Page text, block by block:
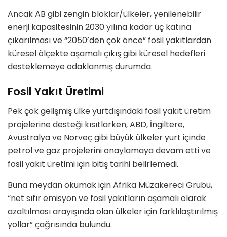
Ancak AB gibi zengin bloklar/ülkeler, yenilenebilir
enerji kapasitesinin 2030 yılına kadar üç katına
çıkarılması ve “2050’den çok önce” fosil yakıtlardan
küresel ölçekte aşamalı çıkış gibi küresel hedefleri
desteklemeye odaklanmış durumda.
Fosil Yakıt Üretimi
Pek çok gelişmiş ülke yurtdışındaki fosil yakıt üretim
projelerine desteği kısıtlarken, ABD, İngiltere,
Avustralya ve Norveç gibi büyük ülkeler yurt içinde
petrol ve gaz projelerini onaylamaya devam etti ve
fosil yakıt üretimi için bitiş tarihi belirlemedi.
Buna meydan okumak için Afrika Müzakereci Grubu,
“net sıfır emisyon ve fosil yakıtların aşamalı olarak
azaltılması arayışında olan ülkeler için farklılaştırılmış
yollar” çağrısında bulundu.